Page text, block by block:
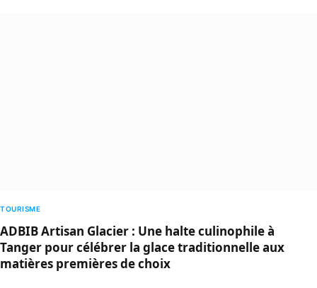
TOURISME
ADBIB Artisan Glacier : Une halte culinophile à
Tanger pour célébrer la glace traditionnelle aux
matières premières de choix